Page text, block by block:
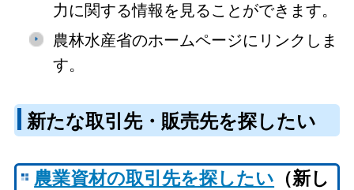
力に関する情報を見ることができます。
農林水産省のホームページにリンクしま
す。
新たな取引先・販売先を探したい
農業資材の取引先を探したい （新し